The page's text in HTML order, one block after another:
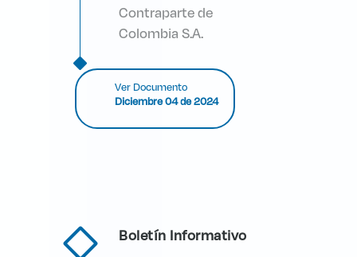
Contraparte de
Colombia S.A.
Ver Documento
Diciembre 04 de 2024
Boletín Informativo